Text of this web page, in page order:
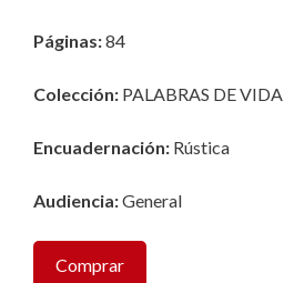
Páginas:84
Colección: PALABRAS DE VIDA
Encuadernación: Rústica
Audiencia:General
Comprar